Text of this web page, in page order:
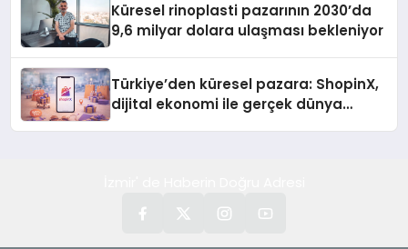
Küresel rinoplasti pazarının 2030’da
9,6 milyar dolara ulaşması bekleniyor
Türkiye’den küresel pazara: ShopinX,
dijital ekonomi ile gerçek dünya